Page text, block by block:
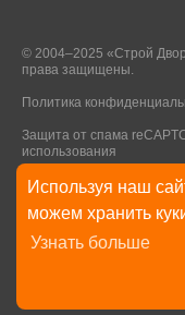
Используя наш
можем хранить
Узнать больше
© 2004–2025 «Строй
права защищены.
Политика
Защита от спама
использования
* Указанные на Сайте
характеристики могут
пользователей Сайта.